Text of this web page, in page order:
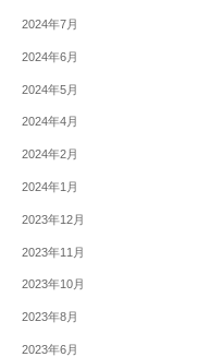
2024年7月
2024年6月
2024年5月
2024年4月
2024年2月
2024年1月
2023年12月
2023年11月
2023年10月
2023年8月
2023年6月